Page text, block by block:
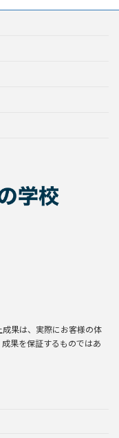
果は、実際にお客様の体
果を保証するものではあ